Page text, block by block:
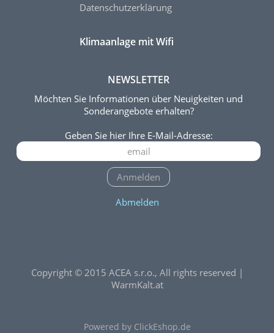
Datenschutzerklärung
Klimaanlage mit Wifi
NEWSLETTER
Möchten Sie Informationen über Neuigkeiten und
Sonderangebote erhalten?
Geben Sie hier Ihre E-Mail-Adresse:
Anmelden
Abmelden
Copyright © 2015 ACEA s.r.o., All rights reserved |
WarmKalt.at
Powered by ClickEshop.de